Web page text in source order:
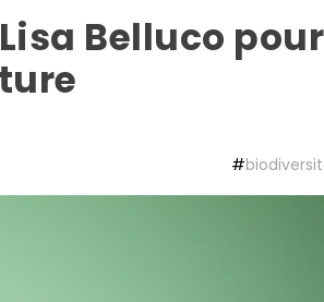
Belluco
#